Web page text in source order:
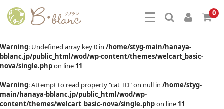
0
Warning: Undefined array key 0 in /home/styg-main/hanaya-
bblanc.jp/public_html/wod/wp-content/themes/welcart_basic-
nova/single.phpon line 11
Warning: Attempt to read property "cat_ID" on null in /home/styg-
main/hanaya-bblanc.jp/public_html/wod/wp-
content/themes/welcart_basic-nova/single.phpon line 11